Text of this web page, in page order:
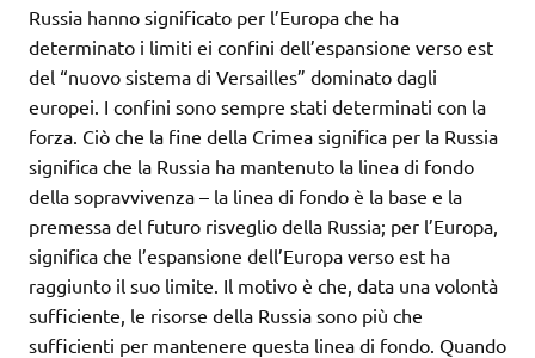
Russia hanno significato per l’Europa che ha
determinato i limiti ei confini dell’espansione verso est
del “nuovo sistema di Versailles” dominato dagli
europei. I confini sono sempre stati determinati con la
forza. Ciò che la fine della Crimea significa per la Russia
significa che la Russia ha mantenuto la linea di fondo
della sopravvivenza – la linea di fondo è la base e la
premessa del futuro risveglio della Russia; per l’Europa,
significa che l’espansione dell’Europa verso est ha
raggiunto il suo limite. Il motivo è che, data una volontà
sufficiente, le risorse della Russia sono più che
sufficienti per mantenere questa linea di fondo. Quando